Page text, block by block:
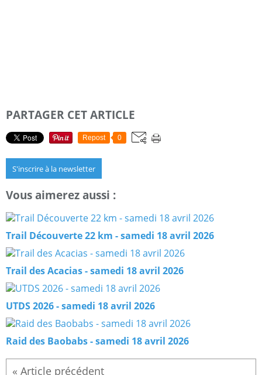
PARTAGER CET ARTICLE
Repost 0
S'inscrire à la newsletter
Vous aimerez aussi :
Trail Découverte 22 km - samedi 18 avril 2026
Trail des Acacias - samedi 18 avril 2026
UTDS 2026 - samedi 18 avril 2026
Raid des Baobabs - samedi 18 avril 2026